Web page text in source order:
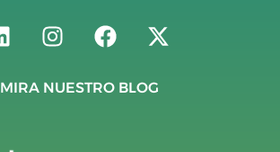
MIRA NUESTRO BLOG